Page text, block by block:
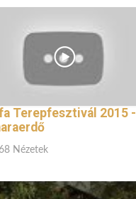
Terepfesztivál 2015 -
Nézetek